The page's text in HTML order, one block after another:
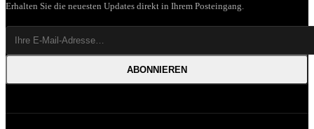
Erhalten Sie die neuesten Updates direkt in Ihrem Posteingang.
ABONNIEREN